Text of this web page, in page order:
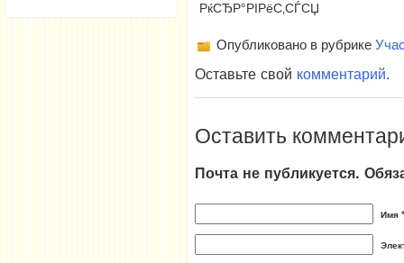
РќСЂР°РІРёС‚СЃСЏ
Опубликовано в рубрике
Оставьте свой комментарий.
Оставить
Почта не публикуется.
Имя *